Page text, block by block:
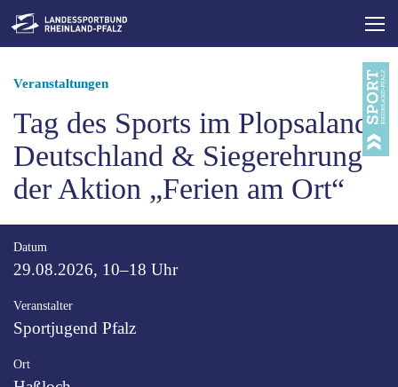
zum
Inhalt
Pfadnavigation
Veranstaltungen
Tag des Sports im Plopsaland
Deutschland & Siegerehrung
der Aktion „Ferien am Ort“
Datum
29.08.2026, 10–18 Uhr
Veranstalter
Sportjugend Pfalz
Ort